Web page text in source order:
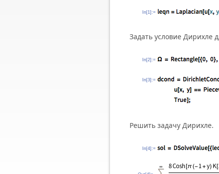
In[1]:=
Задать условие Дирихле
In[2]:=
In[3]:=
Решить задачу Дирихле.
In[4]:=